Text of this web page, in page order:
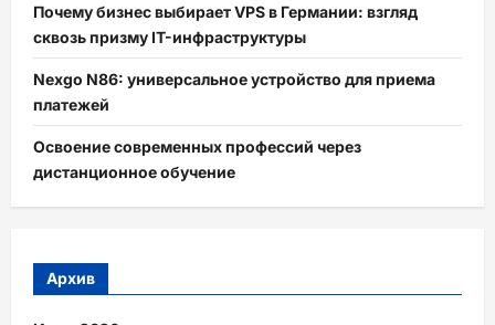
Почему бизнес выбирает VPS в Германии: взгляд
сквозь призму IT-инфраструктуры
Nexgo N86: универсальное устройство для приема
платежей
Освоение современных профессий через
дистанционное обучение
Архив